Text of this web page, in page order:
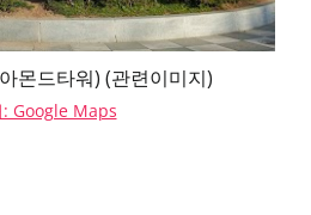
몬드타워) (관련이미지)
: Google Maps